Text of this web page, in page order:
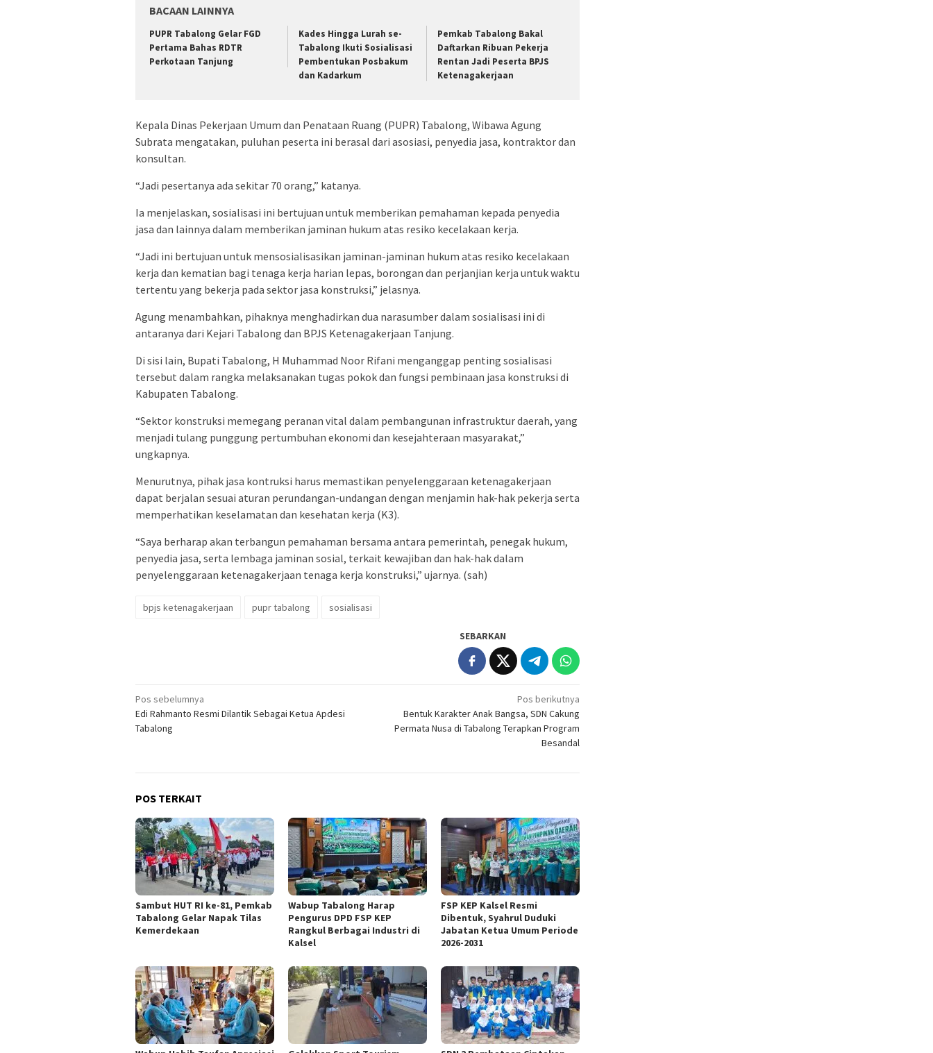
BACAAN LAINNYA
PUPR Tabalong Gelar FGD
Pertama Bahas RDTR
Perkotaan Tanjung
Kades Hingga Lurah se-
Tabalong Ikuti Sosialisasi
Pembentukan Posbakum
dan Kadarkum
Pemkab Tabalong Bakal
Daftarkan Ribuan Pekerja
Rentan Jadi Peserta BPJS
Ketenagakerjaan
Kepala Dinas Pekerjaan Umum dan Penataan Ruang (PUPR) Tabalong, Wibawa Agung
Subrata mengatakan, puluhan peserta ini berasal dari asosiasi, penyedia jasa, kontraktor dan
konsultan.
“Jadi pesertanya ada sekitar 70 orang,” katanya.
Ia menjelaskan, sosialisasi ini bertujuan untuk memberikan pemahaman kepada penyedia
jasa dan lainnya dalam memberikan jaminan hukum atas resiko kecelakaan kerja.
“Jadi ini bertujuan untuk mensosialisasikan jaminan-jaminan hukum atas resiko kecelakaan
kerja dan kematian bagi tenaga kerja harian lepas, borongan dan perjanjian kerja untuk waktu
tertentu yang bekerja pada sektor jasa konstruksi,” jelasnya.
Agung menambahkan, pihaknya menghadirkan dua narasumber dalam sosialisasi ini di
antaranya dari Kejari Tabalong dan BPJS Ketenagakerjaan Tanjung.
Di sisi lain, Bupati Tabalong, H Muhammad Noor Rifani menganggap penting sosialisasi
tersebut dalam rangka melaksanakan tugas pokok dan fungsi pembinaan jasa konstruksi di
Kabupaten Tabalong.
“Sektor konstruksi memegang peranan vital dalam pembangunan infrastruktur daerah, yang
menjadi tulang punggung pertumbuhan ekonomi dan kesejahteraan masyarakat,”
ungkapnya.
Menurutnya, pihak jasa kontruksi harus memastikan penyelenggaraan ketenagakerjaan
dapat berjalan sesuai aturan perundangan-undangan dengan menjamin hak-hak pekerja serta
memperhatikan keselamatan dan kesehatan kerja (K3).
“Saya berharap akan terbangun pemahaman bersama antara pemerintah, penegak hukum,
penyedia jasa, serta lembaga jaminan sosial, terkait kewajiban dan hak-hak dalam
penyelenggaraan ketenagakerjaan tenaga kerja konstruksi,” ujarnya. (sah)
bpjs ketenagakerjaan pupr tabalong sosialisasi
SEBARKAN
Navigasi
pos
Pos sebelumnya
Edi Rahmanto Resmi Dilantik Sebagai Ketua Apdesi
Tabalong
Pos berikutnya
Bentuk Karakter Anak Bangsa, SDN Cakung
Permata Nusa di Tabalong Terapkan Program
Besandal
POS TERKAIT
Sambut HUT RI ke-81, Pemkab
Tabalong Gelar Napak Tilas
Kemerdekaan
Wabup Tabalong Harap
Pengurus DPD FSP KEP
Rangkul Berbagai Industri di
Kalsel
FSP KEP Kalsel Resmi
Dibentuk, Syahrul Duduki
Jabatan Ketua Umum Periode
2026-2031